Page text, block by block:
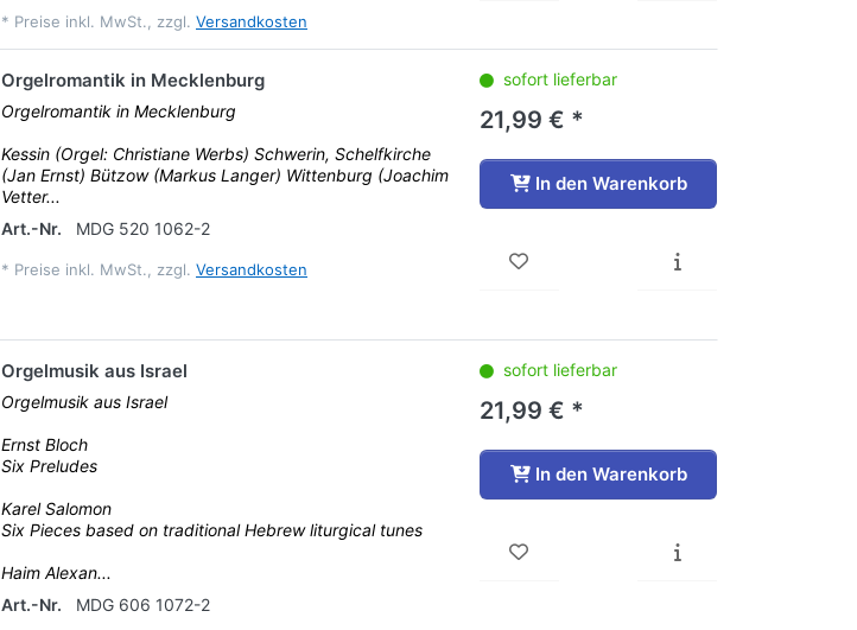
* Preise inkl. MwSt., zzgl. Versandkosten
Orgelromantik in Mecklenburg
Orgelromantik in Mecklenburg
Kessin (Orgel: Christiane Werbs) Schwerin, Schelfkirche
(Jan Ernst) Bützow (Markus Langer) Wittenburg (Joachim
Vetter...
Art.-Nr.
MDG 520 1062-2
* Preise inkl. MwSt., zzgl. Versandkosten
sofort lieferbar
21,99 € *
In den Warenkorb
Orgelmusik aus Israel
Orgelmusik aus Israel
Ernst Bloch
Six Preludes
Karel Salomon
Six Pieces based on traditional Hebrew liturgical tunes
Haim Alexan...
Art.-Nr.
MDG 606 1072-2
sofort lieferbar
21,99 € *
In den Warenkorb